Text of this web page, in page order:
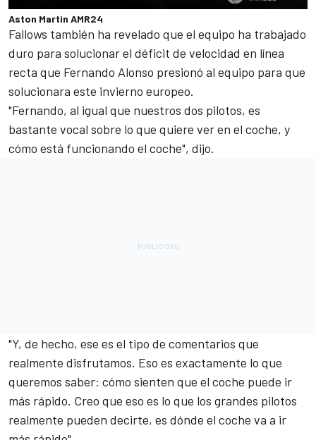
Aston Martin AMR24
Fallows también ha revelado que el equipo ha trabajado
duro para solucionar el déficit de velocidad en línea
recta que Fernando Alonso presionó al equipo para que
solucionara este invierno europeo.
"Fernando, al igual que nuestros dos pilotos, es
bastante vocal sobre lo que quiere ver en el coche, y
cómo está funcionando el coche", dijo.
"Y, de hecho, ese es el tipo de comentarios que
realmente disfrutamos. Eso es exactamente lo que
queremos saber: cómo sienten que el coche puede ir
más rápido. Creo que eso es lo que los grandes pilotos
realmente pueden decirte, es dónde el coche va a ir